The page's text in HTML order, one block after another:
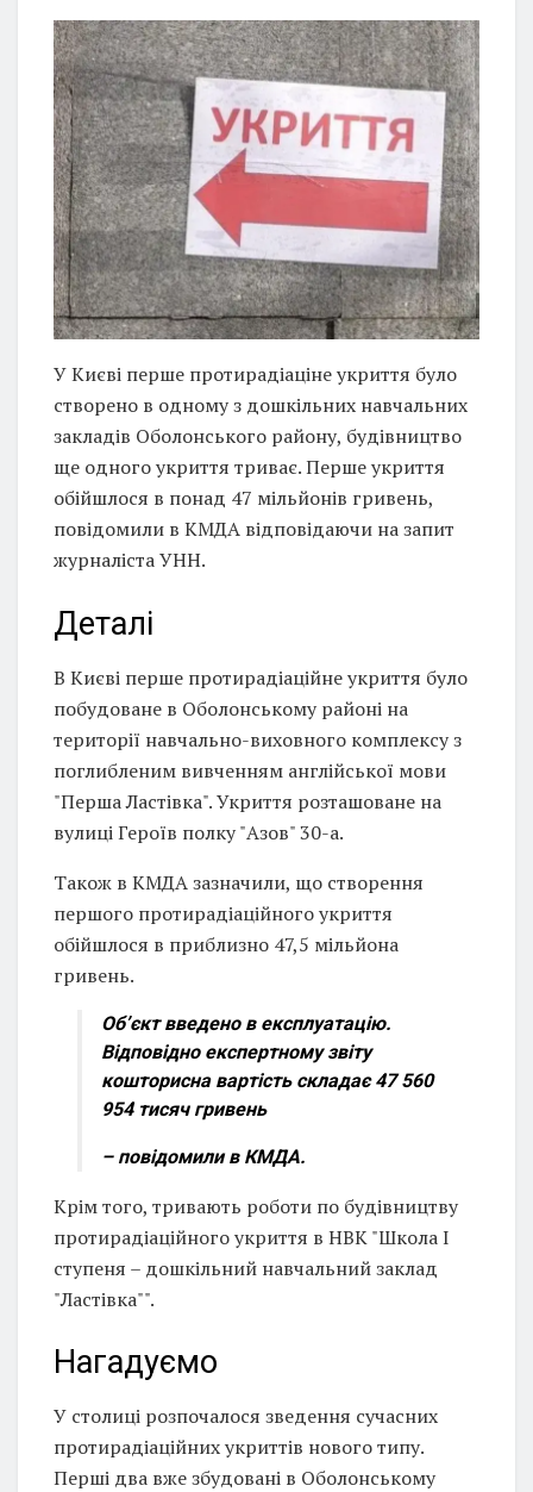
У Києві перше протирадіаціне укриття було
створено в одному з дошкільних навчальних
закладів Оболонського району, будівництво
ще одного укриття триває. Перше укриття
обійшлося в понад 47 мільйонів гривень,
повідомили в КМДА відповідаючи на запит
журналіста УНН.
Деталі
В Києві перше протирадіаційне укриття було
побудоване в Оболонському районі на
території навчально-виховного комплексу з
поглибленим вивченням англійської мови
"Перша Ластівка". Укриття розташоване на
вулиці Героїв полку "Азов" 30-а.
Також в КМДА зазначили, що створення
першого протирадіаційного укриття
обійшлося в приблизно 47,5 мільйона
гривень.
Об’єкт введено в експлуатацію.
Відповідно експертному звіту
кошторисна вартість складає 47 560
954 тисяч гривень
– повідомили в КМДА.
Крім того, тривають роботи по будівництву
протирадіаційного укриття в НВК "Школа І
ступеня – дошкільний навчальний заклад
"Ластівка"".
Нагадуємо
У столиці розпочалося зведення сучасних
протирадіаційних укриттів нового типу.
Перші два вже збудовані в Оболонському